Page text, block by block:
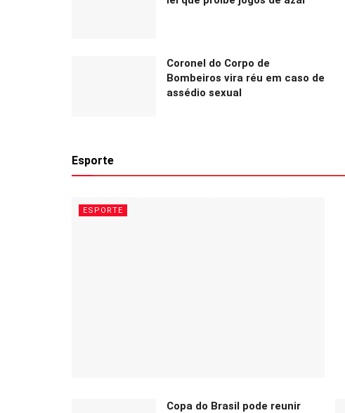
Coronel do Corpo de
Bombeiros vira réu em caso de
assédio sexual
Esporte
ESPORTE
Copa do Brasil pode reunir